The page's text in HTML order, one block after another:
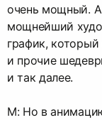
очень мощный.
мощнейший
график, который
и прочие
и так далее.
М: Но в